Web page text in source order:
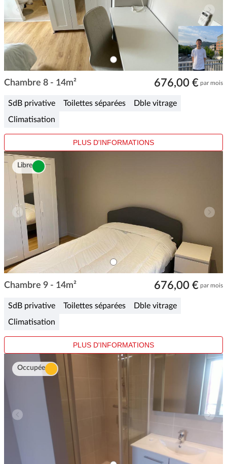
ITEM
1
Chambre 8 - 14m² 676,00 € par mois
SdB privative Toilettes séparées
Dble vitrage
Climatisation
PLUS D'INFORMATIONS
ITEM
1
Chambre 9 - 14m² 676,00 € par mois
SdB privative Toilettes séparées
Dble vitrage
Climatisation
PLUS D'INFORMATIONS
Libre
Occupée